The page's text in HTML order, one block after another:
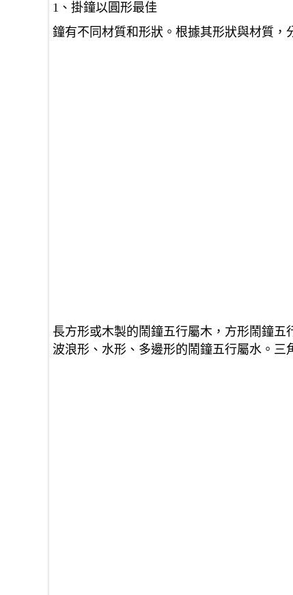
1、掛鐘以圓形最佳
鐘有不同材質和形狀。根據其形狀與材質，
長方形或木製的鬧鐘五行屬木，方形鬧鐘五
波浪形、水形、多邊形的鬧鐘五行屬水。三